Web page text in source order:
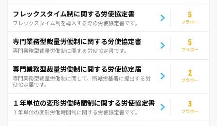
フレックスタイム制に関する労使協定書
フレックスタイム制を導入する際の労使協定書です。
5
ブラボー
専門業務型裁量労働制に関する労使協定書
専門業務型裁量労働制に関する労使協定書です。
5
ブラボー
専門業務型裁量労働制に関する労使協定届
専門業務型裁量労働制に関して、所轄労基署に提出する労
使協定届です。
2
ブラボー
１年単位の変形労働時間制に関する労使協定書
１年単位の変形労働時間制に関する労使協定書です。
3
ブラボー